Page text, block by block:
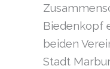
Biedenkopf
beiden
Stadt